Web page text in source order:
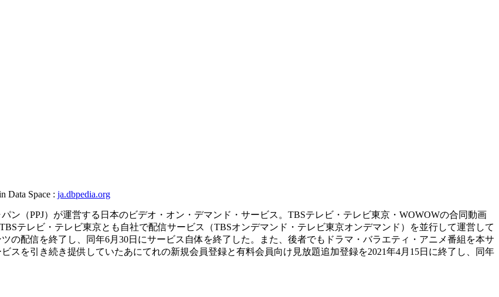
Data Space : ja.dbpedia.org
ン（PPJ）が運営する日本のビデオ・オン・デマンド・サービス。TBSテレビ・テレビ東京・WOWOWの合同動画
テレビ・テレビ東京とも自社で配信サービス（TBSオンデマンド・テレビ東京オンデマンド）を並行して運営して
の配信を終了し、同年6月30日にサービス自体を終了した。また、後者でもドラマ・バラエティ・アニメ番組を本サ
スを引き続き提供していたあにてれの新規会員登録と有料会員向け見放題追加登録を2021年4月15日に終了し、同年